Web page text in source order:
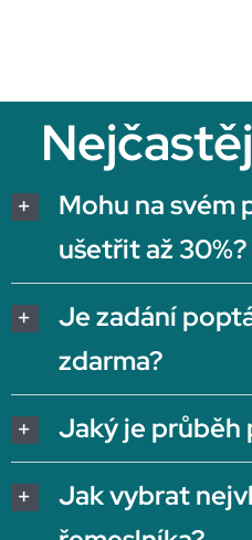
Mohu na svém
ušetřit až 30%?
Je zadání
zdarma?
Jaký je průběh
Jak vybrat